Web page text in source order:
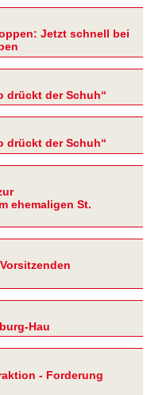
Jetzt schnell bei
drückt der Schuh“
drückt der Schuh“
ehemaligen St.
Hau
- Forderung